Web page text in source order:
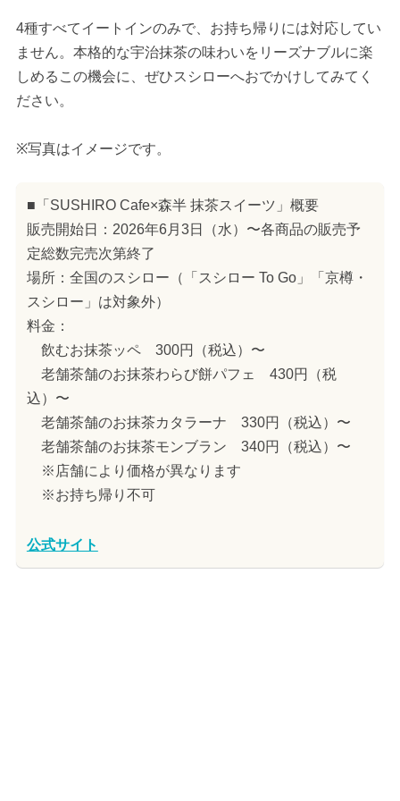
4種すべてイートインのみで、お持ち帰りには対応してい
ません。本格的な宇治抹茶の味わいをリーズナブルに楽
しめるこの機会に、ぜひスシローへおでかけしてみてく
ださい。
※写真はイメージです。
■「SUSHIRO Cafe×森半 抹茶スイーツ」概要
販売開始日：2026年6月3日（水）〜各商品の販売予
定総数完売次第終了
場所：全国のスシロー（「スシロー To Go」「京樽・
スシロー」は対象外）
料金：
飲むお抹茶ッペ 300円（税込）〜
老舗茶舗のお抹茶わらび餅パフェ 430円（税
込）〜
老舗茶舗のお抹茶カタラーナ 330円（税込）〜
老舗茶舗のお抹茶モンブラン 340円（税込）〜
※店舗により価格が異なります
※お持ち帰り不可
公式サイト